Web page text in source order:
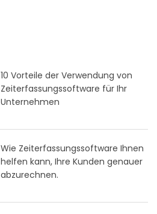
10 Vorteile der Verwendung von
Zeiterfassungssoftware für Ihr
Unternehmen
Wie Zeiterfassungssoftware Ihnen
helfen kann, Ihre Kunden genauer
abzurechnen.